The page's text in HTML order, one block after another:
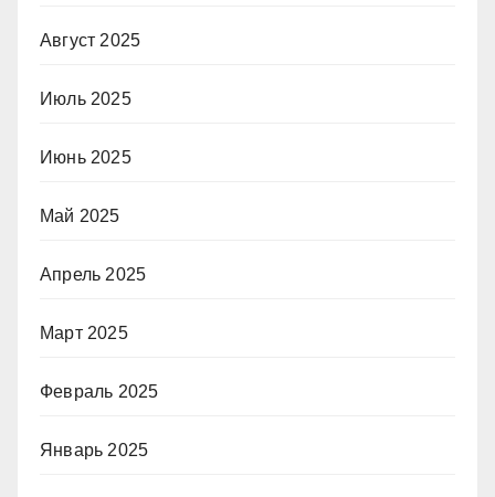
Август 2025
Июль 2025
Июнь 2025
Май 2025
Апрель 2025
Март 2025
Февраль 2025
Январь 2025